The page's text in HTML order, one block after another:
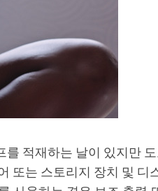
적재하는 날이 있지만
또는 스토리지 장치 및 디